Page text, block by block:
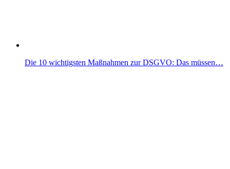
Die 10 wichtigsten Maßnahmen zur DSGVO: Das müssen…